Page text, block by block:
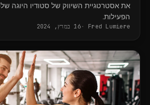
את אסטרטגיית השיווק של סטודיו היוגה
הפעילות.
Fred Lumiere 16 במרץ, 2024